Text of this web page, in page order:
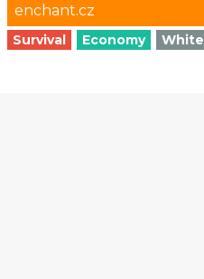
enchant.cz
Survival Economy